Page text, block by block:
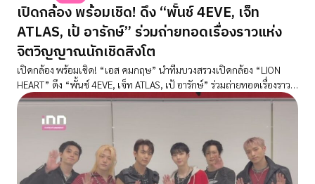
เปิดกล้อง พร้อมเชิด! ดึง “พั้นช์ 4EVE, เจ็ท
ATLAS, เป้ อารักษ์” ร่วมถ่ายทอดเรื่องราวแห่ง
จิตวิญญาณนักเชิดสิงโต
เปิดกล้อง พร้อมเชิด! “เอส คมกฤษ” นำทีมบวงสรวงเปิดกล้อง “LION
HEART” ดึง “พั้นช์ 4EVE, เจ็ท ATLAS, เป้ อารักษ์” ร่วมถ่ายทอดเรื่องราว
แห่งจิตวิญญาณนักเชิดสิงโต